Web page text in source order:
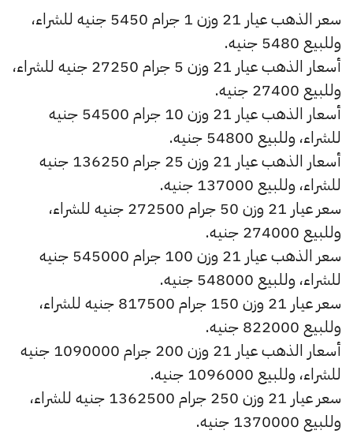
سعر الذهب عيار 21 وزن 1 جرام 5450 جنيه للشراء،
وللبيع 5480 جنيه.
أسعار الذهب عيار 21 وزن 5 جرام 27250 جنيه للشراء،
وللبيع 27400 جنيه.
أسعار الذهب عيار 21 وزن 10 جرام 54500 جنيه
للشراء، وللبيع 54800 جنيه.
أسعار الذهب عيار 21 وزن 25 جرام 136250 جنيه
للشراء، وللبيع 137000 جنيه.
سعر عيار 21 وزن 50 جرام 272500 جنيه للشراء،
وللبيع 274000 جنيه.
سعر الذهب عيار 21 وزن 100 جرام 545000 جنيه
للشراء، وللبيع 548000 جنيه.
سعر عيار 21 وزن 150 جرام 817500 جنيه للشراء،
وللبيع 822000 جنيه.
أسعار الذهب عيار 21 وزن 200 جرام 1090000 جنيه
للشراء، وللبيع 1096000 جنيه.
سعر عيار 21 وزن 250 جرام 1362500 جنيه للشراء،
وللبيع 1370000 جنيه.